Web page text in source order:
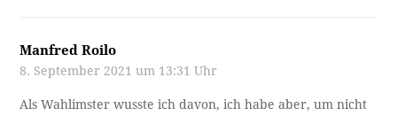
Manfred Roilo
8. September 2021 um 13:31 Uhr
Als Wahlimster wusste ich davon, ich habe aber, um nicht